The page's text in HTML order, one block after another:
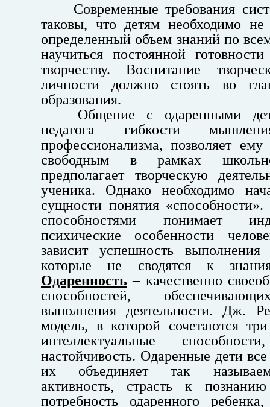
Современные требования
таковы, что детям необходимо не
определенный объем знаний по
научиться постоянной
творчеству. Воспитание
личности должно стоять во
образования.
Общение с одаренными
педагога гибкости
профессионализма, позволяет ему
свободным в рамках
предполагает творческую
ученика. Однако необходимо
сущности понятия
способностями понимает
психические особенности
зависит успешность выполнения
которые не сводятся к
Одаренность – качественно
способностей,
выполнения деятельности. Дж.
модель, в которой сочетаются
интеллектуальные
настойчивость. Одаренные дети
их объединяет так
активность, страсть к
потребность одаренного